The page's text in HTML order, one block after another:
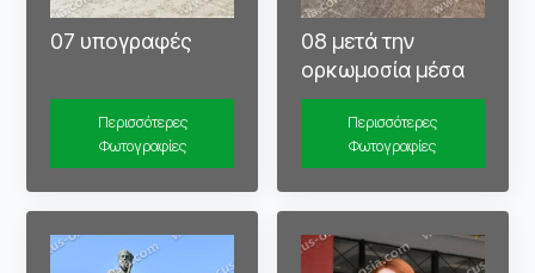
07 υπογραφές
Περισσότερες
Φωτογραφίες
08 μετά την
ορκωμοσία μέσα
Περισσότερες
Φωτογραφίες